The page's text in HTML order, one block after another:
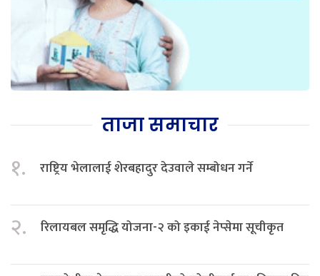
ताजा समाचार
१. राष्ट्रिय भेलालाई शेरबहादुर देउवाले सम्बोधन गर्ने
२. रिलायबल समृद्धि योजना-२ को इकाई नेप्सेमा सूचीकृत